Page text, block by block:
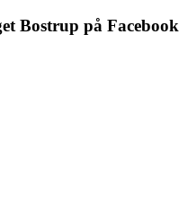
Bostrup på Facebook